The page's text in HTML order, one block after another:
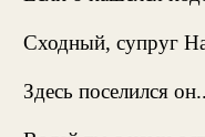
Сходный, супруг
Здесь поселился